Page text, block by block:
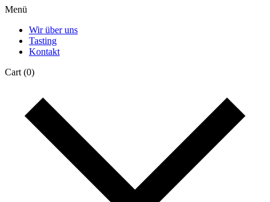
Menü
Wir über uns
Tasting
Kontakt
Cart (0)